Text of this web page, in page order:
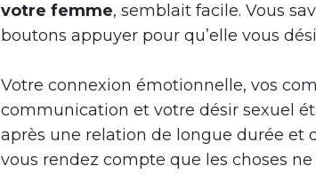
votre femme, semblait facile. Vous
boutons appuyer pour qu’elle vous
Votre connexion émotionnelle, vos
communication et votre désir sexuel
après une relation de longue durée et
vous rendez compte que les choses